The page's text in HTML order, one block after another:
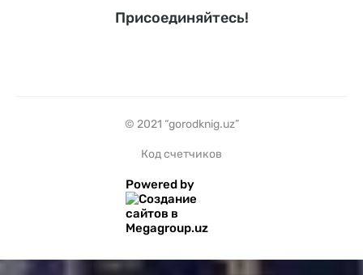
Присоединяйтесь!
© 2021 “gorodknig.uz”
Код счетчиков
Powered by